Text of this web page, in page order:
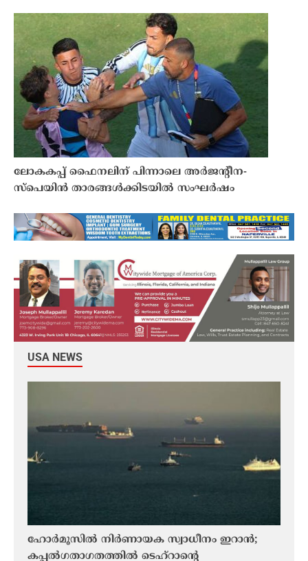
ലോകകപ്പ് ഫൈനലിന് പിന്നാലെ അർജന്റീന-
സ്‌പെയിൻ താരങ്ങൾക്കിടയിൽ സംഘർഷം
USA NEWS
ഹോർമൂസിൽ നിർണായക സ്വാധീനം ഇറാന്‍;
കപ്പൽഗതാഗതത്തിൽ ടെഹ്റാന്റെ